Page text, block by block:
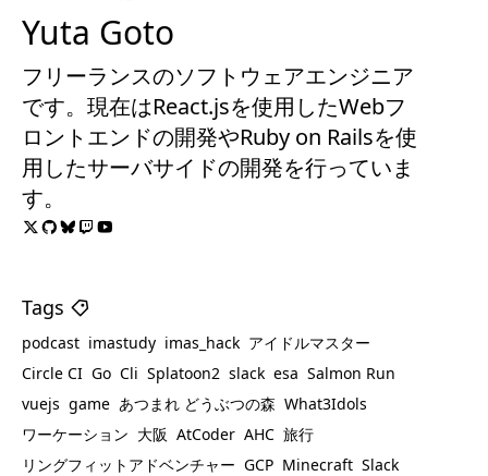
Yuta Goto
フリーランスのソフトウェアエンジニア
です。現在はReact.jsを使用したWebフ
ロントエンドの開発やRuby on Railsを使
用したサーバサイドの開発を行っていま
す。
Tags
podcast imastudy imas_hack アイドルマスター
Circle CI Go Cli Splatoon2 slack esa Salmon Run
vuejs game あつまれ どうぶつの森 What3Idols
ワーケーション 大阪 AtCoder AHC 旅行
リングフィットアドベンチャー GCP Minecraft Slack